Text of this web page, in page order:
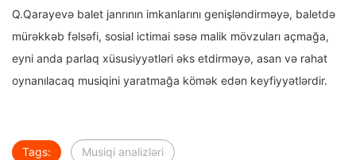
Q.Qarayevə balet janrının imkanlarını genişləndirməyə, baletdə
mürəkkəb fəlsəfi, sosial ictimai səsə malik mövzuları açmağa,
eyni anda parlaq xüsusiyyətləri əks etdirməyə, asan və rahat
oynanılacaq musiqini yaratmağa kömək edən keyfiyyətlərdir.
Tags: Musiqi analizləri